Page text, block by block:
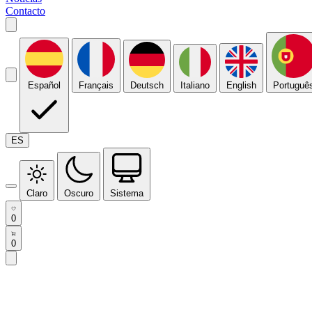
Contacto
Español Français Deutsch Italiano English
ES
Claro Oscuro Sistema
0
0